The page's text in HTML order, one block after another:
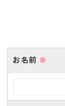
お名前 ※